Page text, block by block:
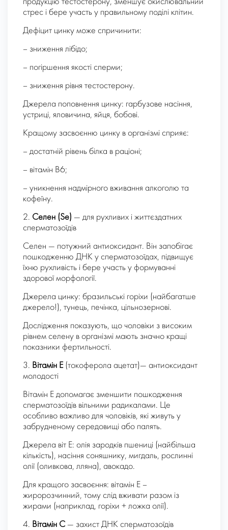
продукцію тестостерону, зменшує окислювальний
стрес і бере участь у правильному поділі клітин.
Дефіцит цинку може спричинити:
– зниження лібідо;
– погіршення якості сперми;
– зниження рівня тестостерону.
Джерела поповнення цинку: гарбузове насіння,
устриці, яловичина, яйця, бобові.
Кращому засвоєнню цинку в організмі сприяє:
– достатній рівень білка в раціоні;
– вітамін В6;
– уникнення надмірного вживання алкоголю та
кофеїну.
2. Селен (Se) — для рухливих і життєздатних
сперматозоїдів
Селен — потужний антиоксидант. Він запобігає
пошкодженню ДНК у сперматозоїдах, підвищує
їхню рухливість і бере участь у формуванні
здорової морфології.
Джерела цинку: бразильські горіхи (найбагатше
джерело!), тунець, печінка, цільнозернові.
Дослідження показують, що чоловіки з високим
рівнем селену в організмі мають значно кращі
показники фертильності.
3. Вітамін Е(токоферола ацетат)— антиоксидант
молодості
Вітамін E допомагає зменшити пошкодження
сперматозоїдів вільними радикалами. Це
особливо важливо для чоловіків, які живуть у
забрудненому середовищі або палять.
Джерела віт Е: олія зародків пшениці (найбільша
кількість), насіння соняшнику, мигдаль, рослинні
олії (оливкова, лляна), авокадо.
Для кращого засвоєння: вітамін Е –
жиророзчинний, тому слід вживати разом із
жирами (наприклад, горіхи + ложка олії).
4. Вітамін C — захист ДНК сперматозоїдів